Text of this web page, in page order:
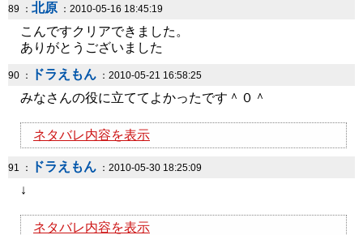
89 ： 北原 ：2010-05-16 18:45:19
こんですクリアできました。
ありがとうございました
90 ： ドラえもん ：2010-05-21 16:58:25
みなさんの役に立ててよかったです＾０＾
ネタバレ内容を表示
91 ： ドラえもん ：2010-05-30 18:25:09
↓
ネタバレ内容を表示